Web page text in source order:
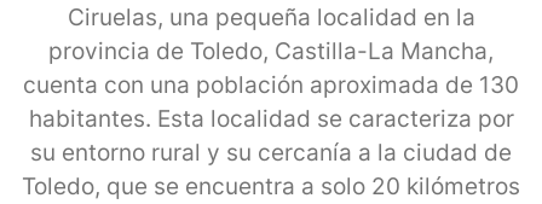
Ciruelas, una pequeña localidad en la
provincia de Toledo, Castilla-La Mancha,
cuenta con una población aproximada de 130
habitantes. Esta localidad se caracteriza por
su entorno rural y su cercanía a la ciudad de
Toledo, que se encuentra a solo 20 kilómetros